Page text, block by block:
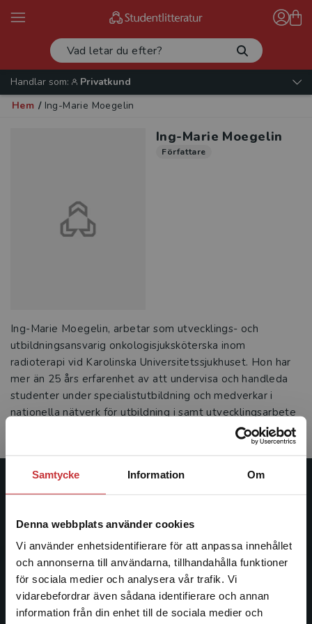
Samtycke Information Om
Denna webbplats använder cookies
Vi använder enhetsidentifierare för att anpassa innehållet
och annonserna till användarna, tillhandahålla funktioner
för sociala medier och analysera vår trafik. Vi
vidarebefordrar även sådana identifierare och annan
information från din enhet till de sociala medier och
Begränsad fraktregion
Handlar som:
Privatkund
Hem / Ing-Marie Moegelin
Ing-Marie Moegelin
Författare
Ing-Marie Moegelin, arbetar som utvecklings- och
utbildningsansvarig onkologisjuksköterska inom
radioterapi vid Karolinska Universitetssjukhuset. Hon har
mer än 25 års erfarenhet av att undervisa och handleda
studenter under specialistutbildning och medverkar i
nationella nätverk för utbildning i samt utvecklingsarbete
Studentlitteratur
Studentlitteratur grundades 1963 och är idag Sveriges
ledande utbildningsförlag. Med läromedel, kurslitteratur,
facklitteratur, utbildningar och digitala
informationstjänster i utbudet, finns Studentlitteratur med
längs hela kunskapsresan.